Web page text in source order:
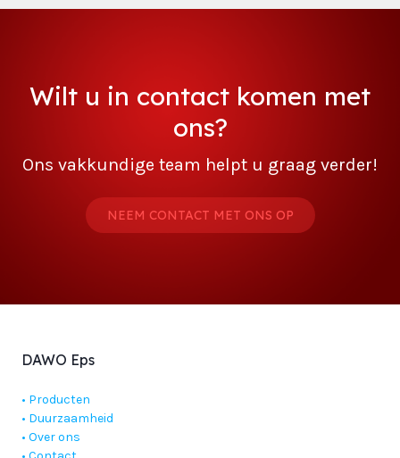
Wilt u in contact komen met
ons?
Ons vakkundige team helpt u graag verder!
NEEM CONTACT MET ONS OP
DAWO Eps
• Producten
• Duurzaamheid
• Over ons